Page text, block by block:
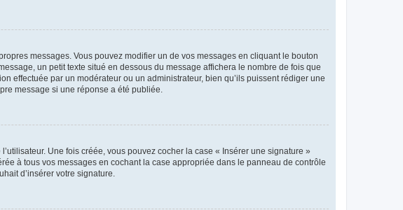
messages. Vous pouvez modifier un de vos messages en cliquant le bouton
un petit texte situé en dessous du message affichera le nombre de fois que
effectuée par un modérateur ou un administrateur, bien qu’ils puissent rédiger une
message si une réponse a été publiée.
Une fois créée, vous pouvez cocher la case « Insérer une signature »
à tous vos messages en cochant la case appropriée dans le panneau de contrôle
d’insérer votre signature.